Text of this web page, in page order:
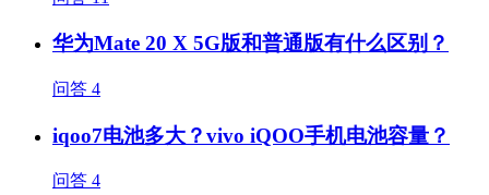
华为Mate 20 X 5G版和普通版有什么区别？
问答 4
iqoo7电池多大？vivo iQOO手机电池容量？
问答 4